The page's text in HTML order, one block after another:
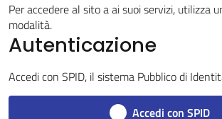
Vivere
Fontanelice
Per accedere al sito a ai suoi servizi, utilizza
modalità.
Autenticazione
Accedi con SPID, il sistema Pubblico di
Accedi con SPID